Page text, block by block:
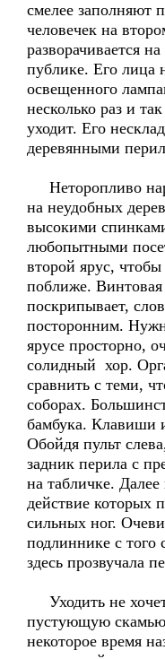
смелее заполняют
человечек на
разворачивается
публике. Его лица
освещенного
несколько раз и
уходит. Его
деревянными
Неторопливо
на неудобных
высокими
любопытными
второй ярус,
поближе. Винтовая
поскрипывает,
посторонним.
ярусе просторно,
солидный хор.
сравнить с теми,
соборах.
бамбука. Клавиши
Обойдя пульт
задник перила с
на табличке.
действие которых
сильных ног.
подлиннике с того
здесь прозвучала
Уходить не
пустующую
некоторое время